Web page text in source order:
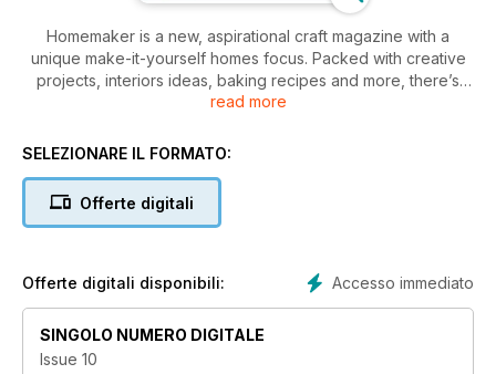
Homemaker is a new, aspirational craft magazine with a
unique make-it-yourself homes focus. Packed with creative
projects, interiors ideas, baking recipes and more, there’s
something for everyone seeking a beautiful handmade home.
read more
SELEZIONARE IL FORMATO:
Offerte digitali
Accesso immediato
Offerte digitali disponibili:
SINGOLO NUMERO DIGITALE
Issue 10